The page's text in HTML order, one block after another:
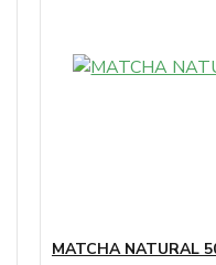
MATCHA NATURAL